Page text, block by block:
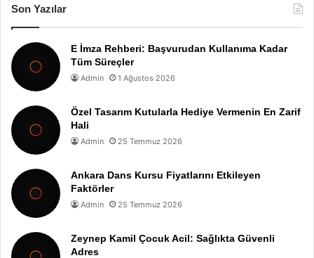
Son Yazılar
E İmza Rehberi: Başvurudan Kullanıma Kadar
Tüm Süreçler
Admin 1 Ağustos 2026
Özel Tasarım Kutularla Hediye Vermenin En Zarif
Hali
Admin 25 Temmuz 2026
Ankara Dans Kursu Fiyatlarını Etkileyen
Faktörler
Admin 25 Temmuz 2026
Zeynep Kamil Çocuk Acil: Sağlıkta Güvenli
Adres